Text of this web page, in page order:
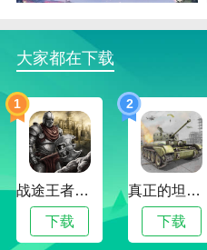
4、任务与挑战系统：
炸毁地面目标、空降营救等
稀有零件与经验奖励。
重装上阵王牌空战手机版游
1、视觉冲击的现代战
爆炸特效，配合动态云层
觉体验；
2、模块化武器系统：
通过改造改变弹道、制导
大家都在下载
1
战途王者最新版
下载
2
真正的坦克大战
下载